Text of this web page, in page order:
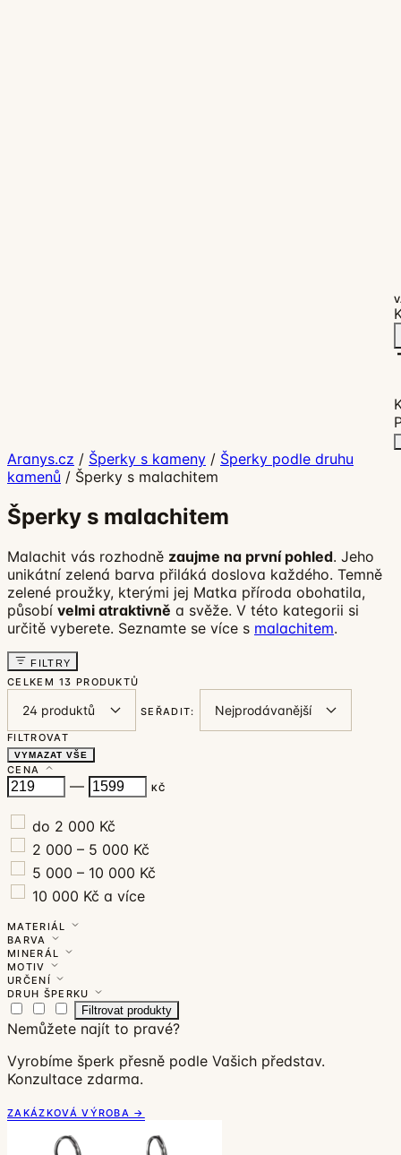
Aranys.cz / Šperky s kameny / Šperky podle druhu
kamenů / Šperky s malachitem
Šperky s malachitem
Malachit vás rozhodně zaujme na první pohled. Jeho
unikátní zelená barva přiláká doslova každého. Temně
zelené proužky, kterými jej Matka příroda obohatila,
působí velmi atraktivně a svěže. V této kategorii si
určitě vyberete. Seznamte se více s malachitem.
FILTRY
CELKEM 13 PRODUKTŮ
SEŘADIT:
FILTROVAT
VYMAZAT VŠE
CENA
— KČ
do 2 000 Kč
2 000 – 5 000 Kč
5 000 – 10 000 Kč
10 000 Kč a více
MATERIÁL
BARVA
MINERÁL
MOTIV
URČENÍ
DRUH ŠPERKU
Filtrovat produkty
Nemůžete najít to pravé?
Vyrobíme šperk přesně podle Vašich představ.
Konzultace zdarma.
ZAKÁZKOVÁ VÝROBA →